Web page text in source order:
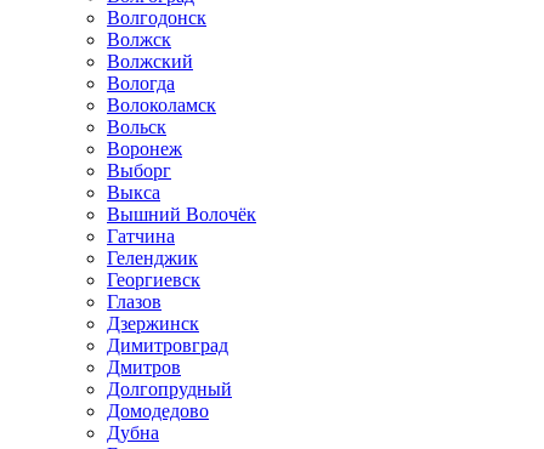
Волгодонск
Волжск
Волжский
Вологда
Волоколамск
Вольск
Воронеж
Выборг
Выкса
Вышний Волочёк
Гатчина
Геленджик
Георгиевск
Глазов
Дзержинск
Димитровград
Дмитров
Долгопрудный
Домодедово
Дубна